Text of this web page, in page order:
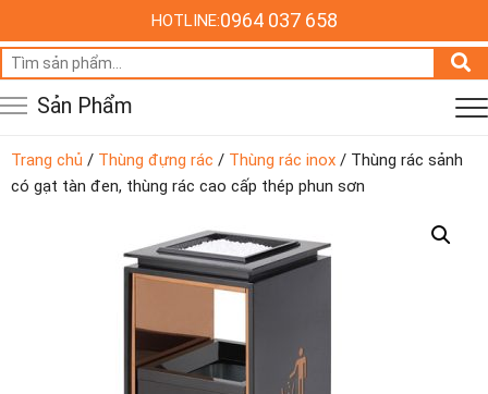
HOTLINE:0964 037 658
Tìm
kiếm:
Sản Phẩm
Trang chủ / Thùng đựng rác / Thùng rác inox / Thùng rác sảnh
có gạt tàn đen, thùng rác cao cấp thép phun sơn